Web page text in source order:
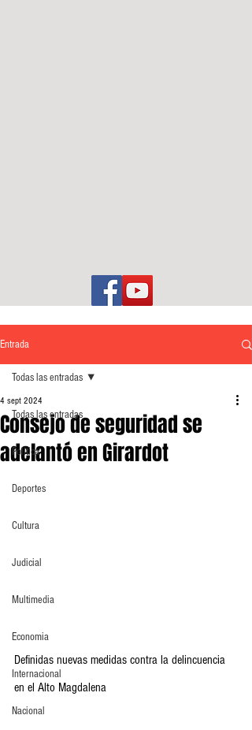
Entrada
Todas las entradas
Política
Deportes
Cultura
Judicial
Multimedia
Economia
Internacional
Nacional
Todas las entradas
Consejo de seguridad se
adelantó en Girardot
4 sept 2024
Definidas nuevas medidas contra la delincuencia
en el Alto Magdalena